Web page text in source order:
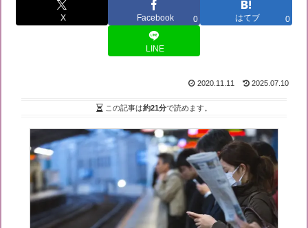
X Facebook 0 はてブ 0
LINE
2020.11.11 2025.07.10
この記事は約21分で読めます。